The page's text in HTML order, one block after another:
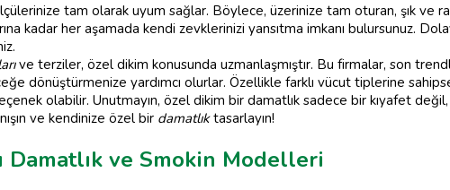
tam olarak uyum sağlar. Böylece, üzerinize tam oturan, şık ve
kadar her aşamada kendi zevklerinizi yansıtma imkanı bulursunuz.
ve terziler, özel dikim konusunda uzmanlaşmıştır. Bu firmalar, son
dönüştürmenize yardımcı olurlar. Özellikle farklı vücut tiplerine
olabilir. Unutmayın, özel dikim bir damatlık sadece bir kıyafet değil,
ve kendinize özel bir damatlıktasarlayın!
Damatlık ve Smokin Modelleri